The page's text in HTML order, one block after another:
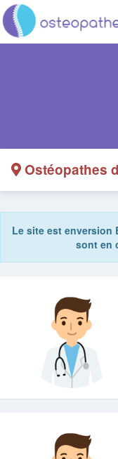
Ostéopathes
Le site est enversion
sont en